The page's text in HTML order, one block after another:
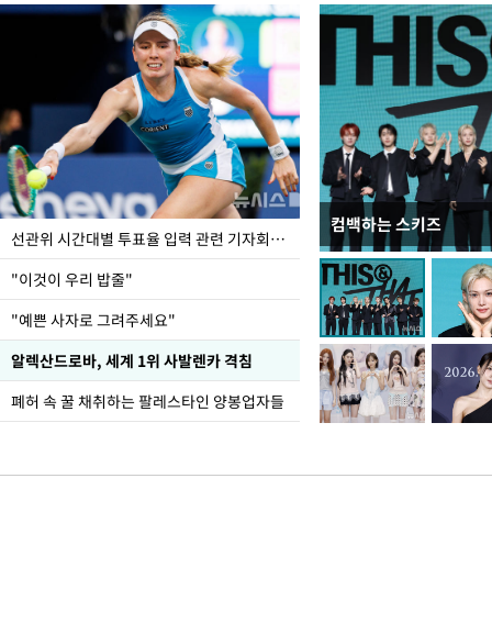
선관위 시간대별 투표율 입력 관련 기자회견하는 주진우 의원
"이것이 우리 밥줄"
"예쁜 사자로 그려주세요"
알렉산드로바, 세계 1위 사발렌카 격침
폐허 속 꿀 채취하는 팔레스타인 양봉업자들
컴백하는 스키즈
이번주 국회에는 무